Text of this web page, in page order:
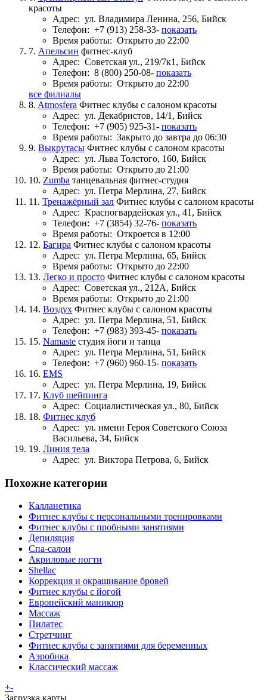
красоты
Адрес: ул. Владимира Ленина, 256, Бийск
Телефон: +7 (913) 258-33- показать
Время работы: Открыто до 22:00
7. Апельсин фитнес-клуб
Адрес: Советская ул., 219/7к1, Бийск
Телефон: 8 (800) 250-08- показать
Время работы: Открыто до 22:00
все филиалы
8. Atmosfera Фитнес клубы с салоном красоты
Адрес: ул. Декабристов, 14/1, Бийск
Телефон: +7 (905) 925-31- показать
Время работы: Закрыто до завтра до 06:30
9. Выкрутасы Фитнес клубы с салоном красоты
Адрес: ул. Льва Толстого, 160, Бийск
Время работы: Открыто до 21:00
10. Zumba танцевальная фитнес-студия
Адрес: ул. Петра Мерлина, 27, Бийск
11. Тренажёрный зал Фитнес клубы с салоном красоты
Адрес: Красногвардейская ул., 41, Бийск
Телефон: +7 (3854) 32-76- показать
Время работы: Откроется в 12:00
12. Багира Фитнес клубы с салоном красоты
Адрес: ул. Петра Мерлина, 65, Бийск
Время работы: Открыто до 22:00
13. Легко и просто Фитнес клубы с салоном красоты
Адрес: Советская ул., 212А, Бийск
Время работы: Открыто до 21:00
14. Воздух Фитнес клубы с салоном красоты
Адрес: ул. Петра Мерлина, 51, Бийск
Телефон: +7 (983) 393-45- показать
15. Namaste студия йоги и танца
Адрес: ул. Петра Мерлина, 51, Бийск
Телефон: +7 (960) 960-15- показать
16. EMS
Адрес: ул. Петра Мерлина, 19, Бийск
17. Клуб шейпинга
Адрес: Социалистическая ул., 80, Бийск
18. Фитнес клуб
Адрес: ул. имени Героя Советского Союза
Васильева, 34, Бийск
19. Линия тела
Адрес: ул. Виктора Петрова, 6, Бийск
Похожие категории
Калланетика
Фитнес клубы с персональными тренировками
Фитнес клубы с пробными занятиями
Депиляция
Спа-салон
Акриловые ногти
Shellac
Коррекция и окрашивание бровей
Фитнес клубы с йогой
Европейский маникюр
Массаж
Пилатес
Стретчинг
Фитнес клубы с занятиями для беременных
Аэробика
Классический массаж
+-